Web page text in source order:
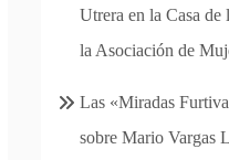
Utrera en la Casa
la Asociación de
Las «Miradas
sobre Mario Vargas